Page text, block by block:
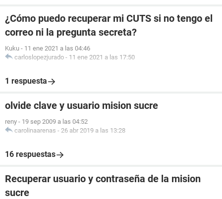
¿Cómo puedo recuperar mi CUTS si no tengo el
correo ni la pregunta secreta?
Kuku - 11 ene 2021 a las 04:46
carloslopezjurado - 11 ene 2021 a las 17:50
1 respuesta
olvide clave y usuario mision sucre
reny - 19 sep 2009 a las 04:52
carolinaarenas - 26 abr 2019 a las 13:28
16 respuestas
Recuperar usuario y contraseña de la mision
sucre